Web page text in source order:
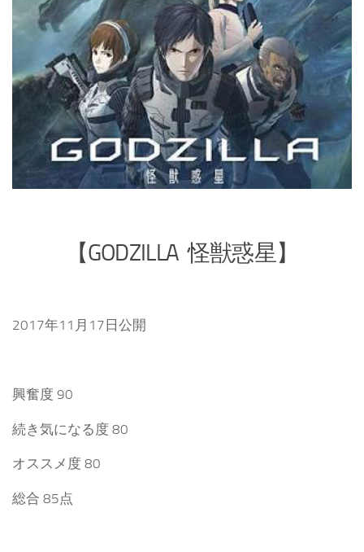
【GODZILLA 怪獣惑星】
2017年11月17日公開
興奮度 90
続き気になる度 80
オススメ度 80
総合 85点